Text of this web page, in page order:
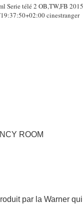
Serie télé 2 OB,TW,FB
cinestranger
ROOM
par la Warner